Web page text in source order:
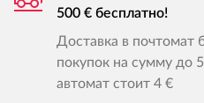
500 € бесплатно!
Доставка в почтомат
покупок на сумму до
автомат стоит 4 €